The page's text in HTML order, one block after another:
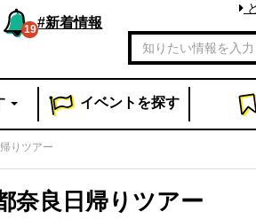
#新着情報
19
イベント を探す
りツアー
奈良日帰りツアー